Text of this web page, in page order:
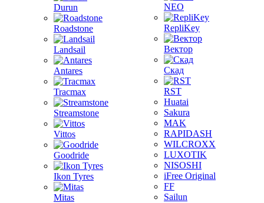
Durun
Roadstone
Landsail
Antares
Tracmax
Streamstone
Vittos
Goodride
Ikon Tyres
Mitas
NEO
RepliKey
Вектор
Скад
RST
Huatai
Sakura
MAK
RAPIDASH
WILCROXX
LUXOTIK
NISOSHI
iFree Original
FF
Sailun